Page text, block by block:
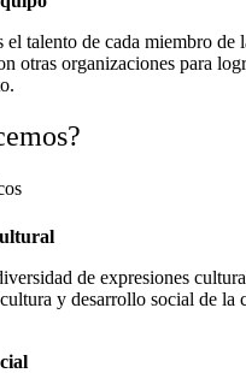
el talento de cada miembro de
otras organizaciones para
de expresiones
y desarrollo social de la